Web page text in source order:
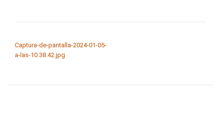
Captura-de-pantalla-2024-01-05-
a-las-10.38.42.jpg